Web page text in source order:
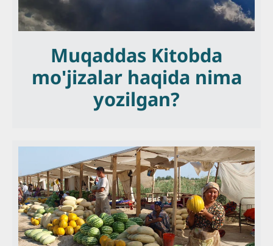
Muqaddas Kitobda
mo'jizalar haqida nima
yozilgan?